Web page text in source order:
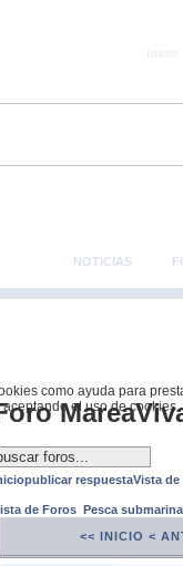
como ayuda para
aceptando el uso de cookies.
NOTICIAS
publicar respuestaVista de
de Foros Pesca
<< INICIO <